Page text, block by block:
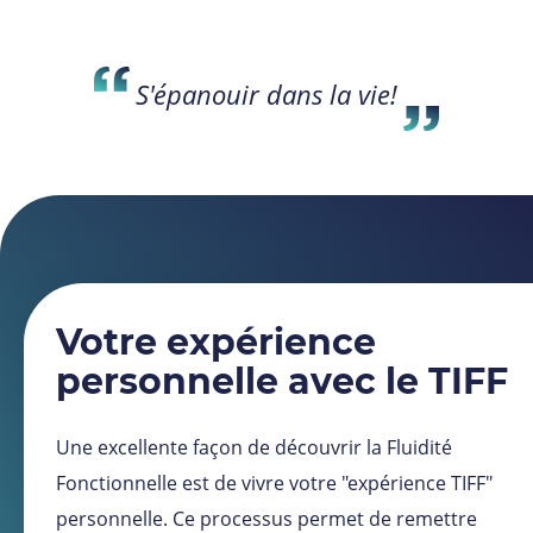
S'épanouir dans la vie!
Votre expérience
personnelle avec le TIFF
Une excellente façon de découvrir la Fluidité
Fonctionnelle est de vivre votre "expérience TIFF"
personnelle. Ce processus permet de remettre